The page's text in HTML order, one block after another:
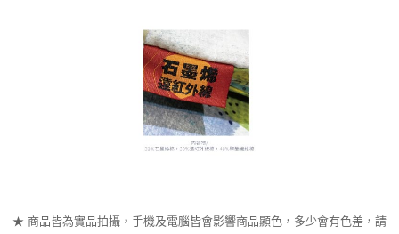
★ 商品皆為實品拍攝，手機及電腦皆會影響商品顯色，多少會有色差，請